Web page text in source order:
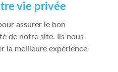
de résolution
vie privée
assurer le bon
de notre site. Ils nous
la meilleure expérience